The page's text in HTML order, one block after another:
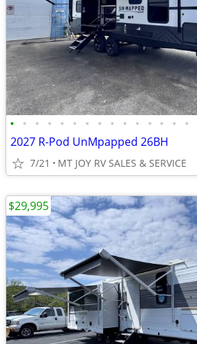
• • • • • • • • • • • • • • •
2027 R-Pod UnMpapped 26BH
7/21 MT JOY RV SALES & SERVICE
$29,995